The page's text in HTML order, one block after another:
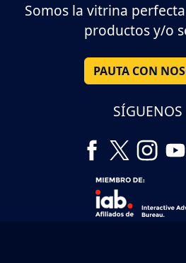
Somos la vitrina
productos y/o
PAUTA CON
SÍGUENOS